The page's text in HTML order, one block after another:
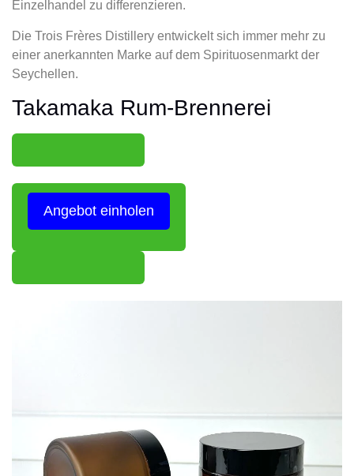
Einzelhandel zu differenzieren.
Die Trois Frères Distillery entwickelt sich immer mehr zu
einer anerkannten Marke auf dem Spirituosenmarkt der
Seychellen.
Takamaka Rum-Brennerei
Angebot einholen